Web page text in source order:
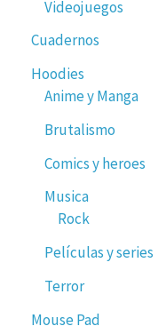
Videojuegos
Cuadernos
Hoodies
Anime y Manga
Brutalismo
Comics y heroes
Musica
Rock
Películas y series
Terror
Mouse Pad